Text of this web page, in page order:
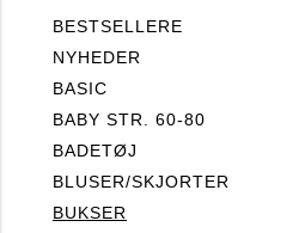
BESTSELLERE
NYHEDER
BASIC
BABY STR. 60-80
BADETØJ
BLUSER/SKJORTER
BUKSER